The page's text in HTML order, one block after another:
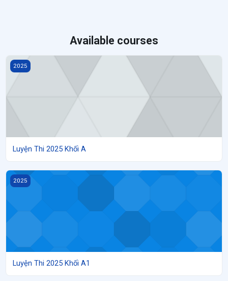
Available courses
Luyện Thi 2025 Khối A
2025
Luyện Thi 2025 Khối A
Luyện Thi 2025 Khối A1
2025
Luyện Thi 2025 Khối A1